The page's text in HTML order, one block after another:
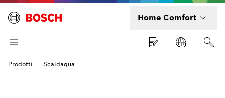
Home Comfort
Prodotti Scaldaqua